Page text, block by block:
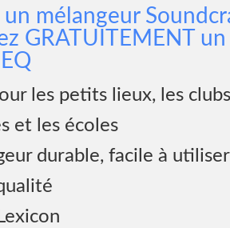
mélangeur
GRATUITEMENT
les petits lieux, les
et les écoles
durable, facile à